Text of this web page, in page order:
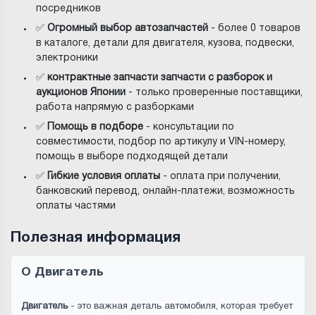
посредников
✅Огромный выбор автозапчастей - более 0 товаров
в каталоге, детали для двигателя, кузова, подвески,
электроники
✅ контрактные запчасти запчасти с разборок и
аукционов Японии - только проверенные поставщики,
работа напрямую с разборками
✅ Помощь в подборе - консультации по
совместимости, подбор по артикулу и VIN-номеру,
помощь в выборе подходящей детали
✅ Гибкие условия оплаты - оплата при получении,
банковский перевод, онлайн-платежи, возможность
оплаты частями
Полезная информация
О Двигатель
Двигатель- это важная деталь автомобиля, которая требует